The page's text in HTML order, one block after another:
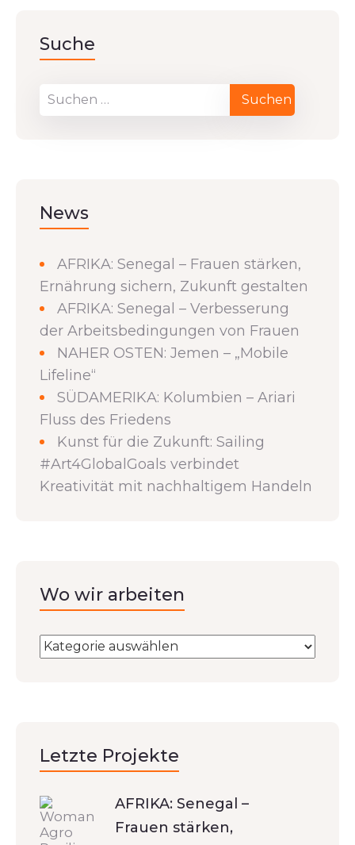
Suche
News
AFRIKA: Senegal – Frauen stärken,
Ernährung sichern, Zukunft gestalten
AFRIKA: Senegal – Verbesserung
der Arbeitsbedingungen von Frauen
NAHER OSTEN: Jemen – „Mobile
Lifeline“
SÜDAMERIKA: Kolumbien – Ariari
Fluss des Friedens
Kunst für die Zukunft: Sailing
#Art4GlobalGoals verbindet
Kreativität mit nachhaltigem Handeln
Wo wir arbeiten
Letzte Projekte
AFRIKA: Senegal –
Frauen stärken,